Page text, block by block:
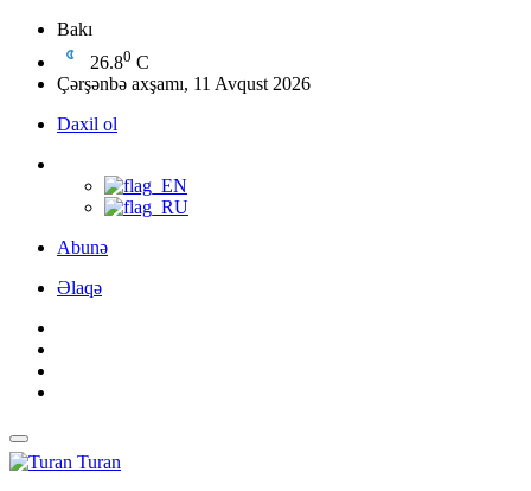
Bakı
26.80 C
Çərşənbə axşamı, 11 Avqust 2026
Daxil ol
Abunə
Əlaqə
Turan